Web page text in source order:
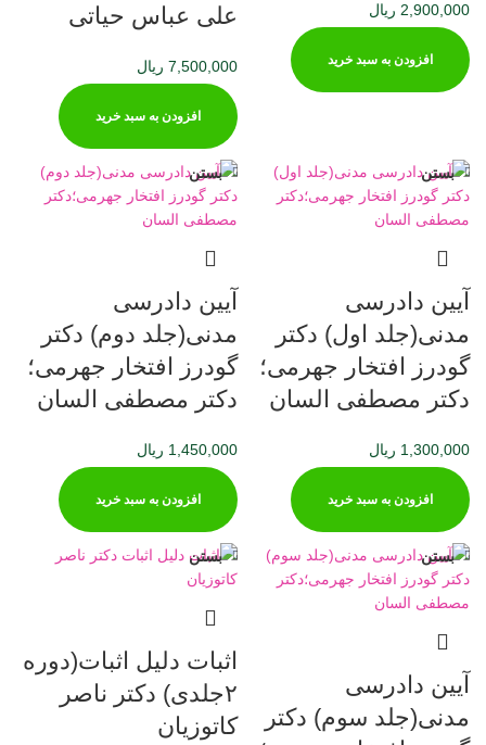
2,900,000 ریال
افزودن به سبد خرید
علی عباس حیاتی
7,500,000 ریال
افزودن به سبد خرید
بستن
آیین دادرسی
مدنی(جلد اول) دکتر
گودرز افتخار جهرمی؛
دکتر مصطفی السان
1,300,000 ریال
افزودن به سبد خرید
بستن
آیین دادرسی
مدنی(جلد دوم) دکتر
گودرز افتخار جهرمی؛
دکتر مصطفی السان
1,450,000 ریال
افزودن به سبد خرید
بستن
آیین دادرسی
مدنی(جلد سوم) دکتر
بستن
اثبات دليل اثبات(دوره
٢جلدی) دکتر ناصر
کاتوزیان